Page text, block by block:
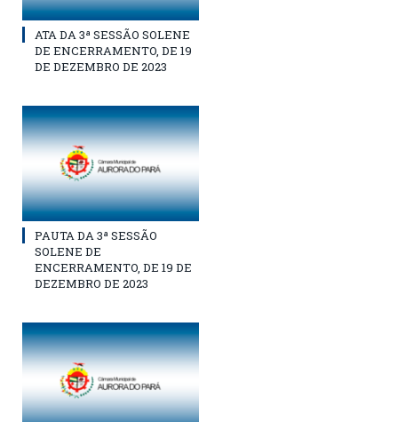
ATA DA 3ª SESSÃO SOLENE
DE ENCERRAMENTO, DE 19
DE DEZEMBRO DE 2023
PAUTA DA 3ª SESSÃO
SOLENE DE
ENCERRAMENTO, DE 19 DE
DEZEMBRO DE 2023